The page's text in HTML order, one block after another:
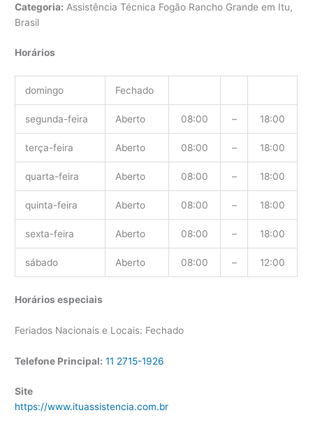
Categoria: Assistência Técnica Fogão Rancho Grande em Itu,
Brasil
Horários
domingo Fechado
segunda-feira Aberto 08:00 – 18:00
terça-feira Aberto 08:00 – 18:00
quarta-feira Aberto 08:00 – 18:00
quinta-feira Aberto 08:00 – 18:00
sexta-feira Aberto 08:00 – 18:00
sábado Aberto 08:00 – 12:00
Horários especiais
Feriados Nacionais e Locais: Fechado
Telefone Principal: 11 2715-1926
Site
https://www.ituassistencia.com.br